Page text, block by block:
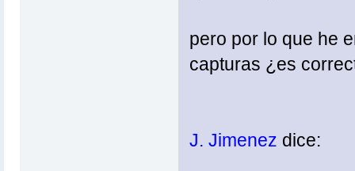
pero por lo que he
capturas ¿es
J. Jimenez dice: